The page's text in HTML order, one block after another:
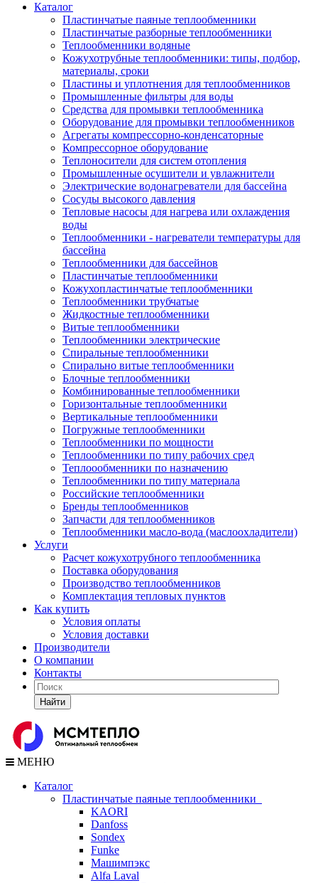
Каталог
Пластинчатые паяные теплообменники
Пластинчатые разборные теплообменники
Теплообменники водяные
Кожухотрубные теплообменники: типы, подбор,
материалы, сроки
Пластины и уплотнения для теплообменников
Промышленные фильтры для воды
Средства для промывки теплообменника
Оборудование для промывки теплообменников
Агрегаты компрессорно-конденсаторные
Компрессорное оборудование
Теплоносители для систем отопления
Промышленные осушители и увлажнители
Электрические водонагреватели для бассейна
Сосуды высокого давления
Тепловые насосы для нагрева или охлаждения
воды
Теплообменники - нагреватели температуры для
бассейна
Теплообменники для бассейнов
Пластинчатые теплообменники
Кожухопластинчатые теплообменники
Теплообменники трубчатые
Жидкостные теплообменники
Витые теплообменники
Теплообменники электрические
Спиральные теплообменники
Спирально витые теплообменники
Блочные теплообменники
Комбинированные теплообменники
Горизонтальные теплообменники
Вертикальные теплообменники
Погружные теплообменники
Теплообменники по мощности
Теплообменники по типу рабочих сред
Теплоообменники по назначению
Теплообменники по типу материала
Российские теплообменники
Бренды теплообменников
Запчасти для теплообменников
Теплообменники масло-вода (маслоохладители)
Услуги
Расчет кожухотрубного теплообменника
Поставка оборудования
Производство теплообменников
Комплектация тепловых пунктов
Как купить
Условия оплаты
Условия доставки
Производители
О компании
Контакты
Найти
МЕНЮ
Каталог
Пластинчатые паяные теплообменники
KAORI
Danfoss
Sondex
Funke
Машимпэкс
Alfa Laval